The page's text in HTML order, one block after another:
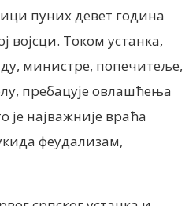
пуних девет година
војсци. Током устанка,
министре, попечитеље,
пребацује овлашћења
најважније враћа
феудализам,